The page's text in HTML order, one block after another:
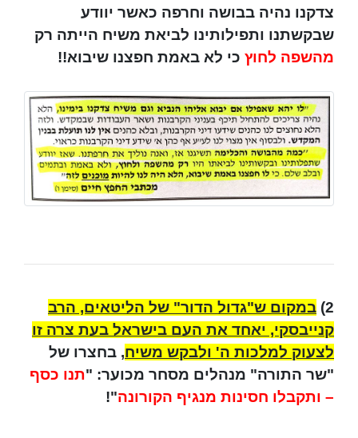
צדקנו נהיה בבושה וחרפה כאשר יוודע
שבקשתנו ותפילותינו לביאת משיח הייתה רק
מהשפה לחוץ כי לא באמת חפצנו שיבוא!!
2) במקום ש"גדול הדור" של הליטאים, הרב
קנייבסקי, יאחד את העם בישראל בעת צרה זו
לצעוק למלכות ה' ולבקש משיח, בחצרו של
"שר התורה" מנהלים מסחר מכוער: "תנו כסף
– ותקבלו חסינות מנגיף הקורונה"!